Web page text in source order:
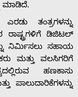
ಮಾಡಿದೆ.
ತಂತ್ರಗಳನ್ನು
ರಾಷ್ಟ್ರಗಳಿಗೆ ಡಿಜಿಟಲ್
ನಿರ್ಮಿಸಲು ಸಹಾಯ
ಮತ್ತು ವಲಸಿಗರಿಗೆ
ಹಣಕಾಸು
ಪಾಲುದಾರಿಕೆಗಳನ್ನು